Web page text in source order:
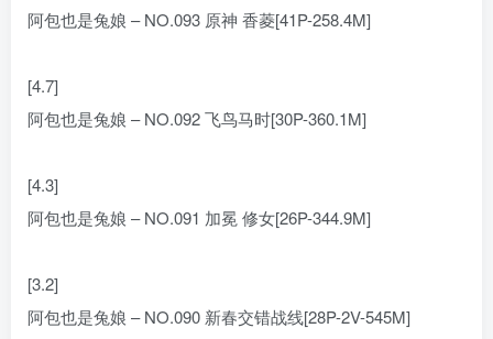
阿包也是兔娘 – NO.093 原神 香菱[41P-258.4M]
[4.7]
阿包也是兔娘 – NO.092 飞鸟马时[30P-360.1M]
[4.3]
阿包也是兔娘 – NO.091 加冕 修女[26P-344.9M]
[3.2]
阿包也是兔娘 – NO.090 新春交错战线[28P-2V-545M]